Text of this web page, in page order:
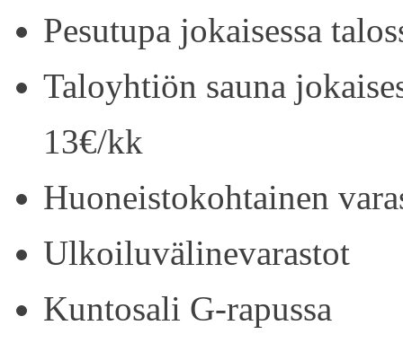
Pesutupa jokaisessa
Taloyhtiön sauna
13€/kk
Huoneistokohtainen
Ulkoiluvälinevarastot
Kuntosali G-rapussa